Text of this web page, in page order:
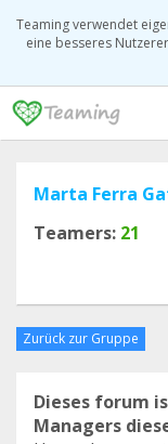
Teaming verwendet
eine besseres
Marta Ferra
Teamers: 21
Zurück zur Gruppe
Dieses forum
Managers